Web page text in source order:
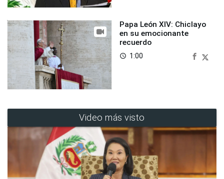
Papa León XIV: Chiclayo
en su emocionante
recuerdo
access_time 1:00
Video más visto